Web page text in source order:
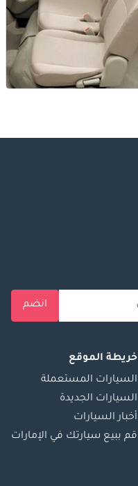
انضم
خريطة الموقع
السيارات المستعملة
السيارات الجديدة
أخبار السيارات
قم ببيع سيارتك في الإمارات